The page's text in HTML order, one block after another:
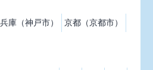
兵庫（神戸市）
京都（京都市）